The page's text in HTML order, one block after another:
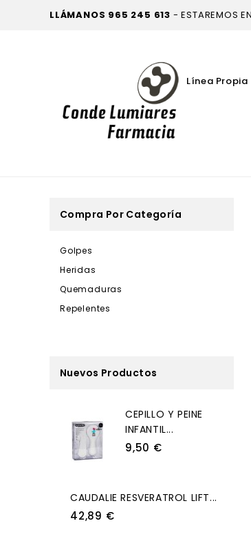
LLÁMANOS 965 245 613 - ESTAREMOS
Línea Propia
Compra Por Categoría
Golpes
Heridas
Quemaduras
Repelentes
Nuevos Productos
CEPILLO Y PEINE
INFANTIL...
9,50 €
CAUDALIE RESVERATROL LIFT...
42,89 €